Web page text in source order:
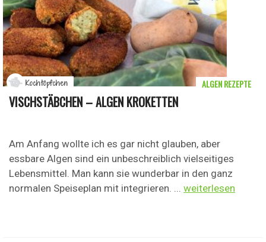
VISCHSTÄBCHEN – ALGEN KROKETTEN
Am Anfang wollte ich es gar nicht glauben, aber
essbare Algen sind ein unbeschreiblich vielseitiges
Lebensmittel. Man kann sie wunderbar in den ganz
normalen Speiseplan mit integrieren. ... weiterlesen
ALGEN REZEPTE
Kochtöpfchen